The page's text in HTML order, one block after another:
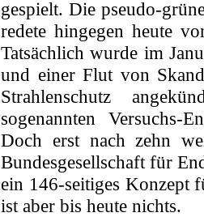
gespielt. Die pseudo-
redete hingegen heute
Tatsächlich wurde im
und einer Flut von
Strahlenschutz
sogenannten
Doch erst nach zehn
Bundesgesellschaft für
ein 146-seitiges Konzept
ist aber bis heute nichts.